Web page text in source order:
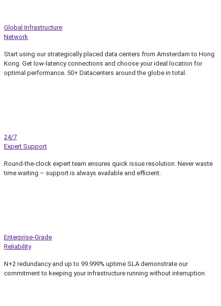
Global Infrastructure
Network
Start using our strategically placed data centers from Amsterdam to Hong
Kong. Get low-latency connections and choose your ideal location for
optimal performance. 50+ Datacenters around the globe in total.
24/7
Expert Support
Round-the-clock expert team ensures quick issue resolution. Never waste
time waiting – support is always available and efficient.
Enterprise-Grade
Reliability
N+2 redundancy and up to 99.999% uptime SLA demonstrate our
commitment to keeping your infrastructure running without interruption.